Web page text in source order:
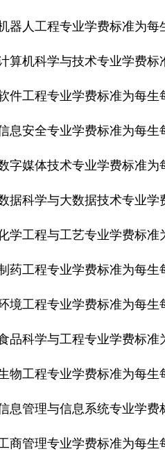
器人工程专业学费标准为每
算机科学与技术专业学费标
件工程专业学费标准为每生
息安全专业学费标准为每生
字媒体技术专业学费标准为
据科学与大数据技术专业学
学工程与工艺专业学费标准
药工程专业学费标准为每生
境工程专业学费标准为每生
品科学与工程专业学费标准
物工程专业学费标准为每生
息管理与信息系统专业学费
商管理专业学费标准为每生